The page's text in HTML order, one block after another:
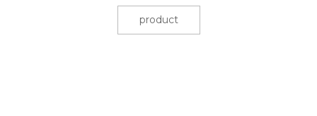
product